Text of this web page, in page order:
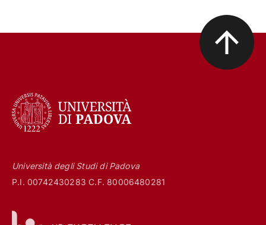
Università degli Studi di Padova
P.I. 00742430283 C.F. 80006480281